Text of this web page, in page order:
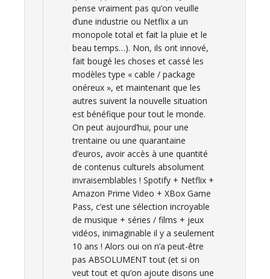
pense vraiment pas qu’on veuille
d’une industrie ou Netflix a un
monopole total et fait la pluie et le
beau temps…). Non, ils ont innové,
fait bougé les choses et cassé les
modèles type « cable / package
onéreux », et maintenant que les
autres suivent la nouvelle situation
est bénéfique pour tout le monde.
On peut aujourd’hui, pour une
trentaine ou une quarantaine
d’euros, avoir accès à une quantité
de contenus culturels absolument
invraisemblables ! Spotify + Netflix +
Amazon Prime Video + XBox Game
Pass, c’est une sélection incroyable
de musique + séries / films + jeux
vidéos, inimaginable il y a seulement
10 ans ! Alors oui on n’a peut-être
pas ABSOLUMENT tout (et si on
veut tout et qu’on ajoute disons une